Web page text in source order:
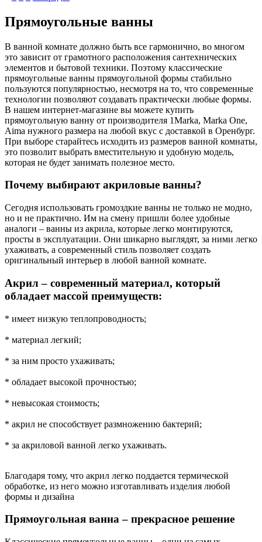
Прямоугольные ванны
В ванной комнате должно быть все гармонично, во многом
это зависит от грамотного расположения сантехнических
элементов и бытовой техники. Поэтому классические
прямоугольные ванны прямоугольной формы стабильно
пользуются популярностью, несмотря на то, что современные
технологии позволяют создавать практически любые формы.
В нашем интернет-магазине вы можете купить
прямоугольную ванну от производителя 1Marka, Marka One,
Aima нужного размера на любой вкус с доставкой в Оренбург.
При выборе старайтесь исходить из размеров ванной комнаты,
это позволит выбрать вместительную и удобную модель,
которая не будет занимать полезное место.
Почему выбирают акриловые ванны?
Сегодня использовать громоздкие ванны не только не модно,
но и не практично. Им на смену пришли более удобные
аналоги – ванны из акрила, которые легко монтируются,
просты в эксплуатации. Они шикарно выглядят, за ними легко
ухаживать, а современный стиль позволяет создать
оригинальный интерьер в любой ванной комнате.
Акрил – современный материал, который
обладает массой преимуществ:
* имеет низкую теплопроводность;
* материал легкий;
* за ним просто ухаживать;
* обладает высокой прочностью;
* невысокая стоимость;
* акрил не способствует размножению бактерий;
* за акриловой ванной легко ухаживать.
Благодаря тому, что акрил легко поддается термической
обработке, из него можно изготавливать изделия любой
формы и дизайна
Прямоугольная ванна – прекрасное решение